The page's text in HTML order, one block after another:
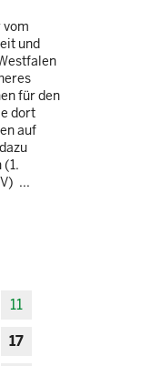
und
für den
dort
auf
(1.
...
11
17